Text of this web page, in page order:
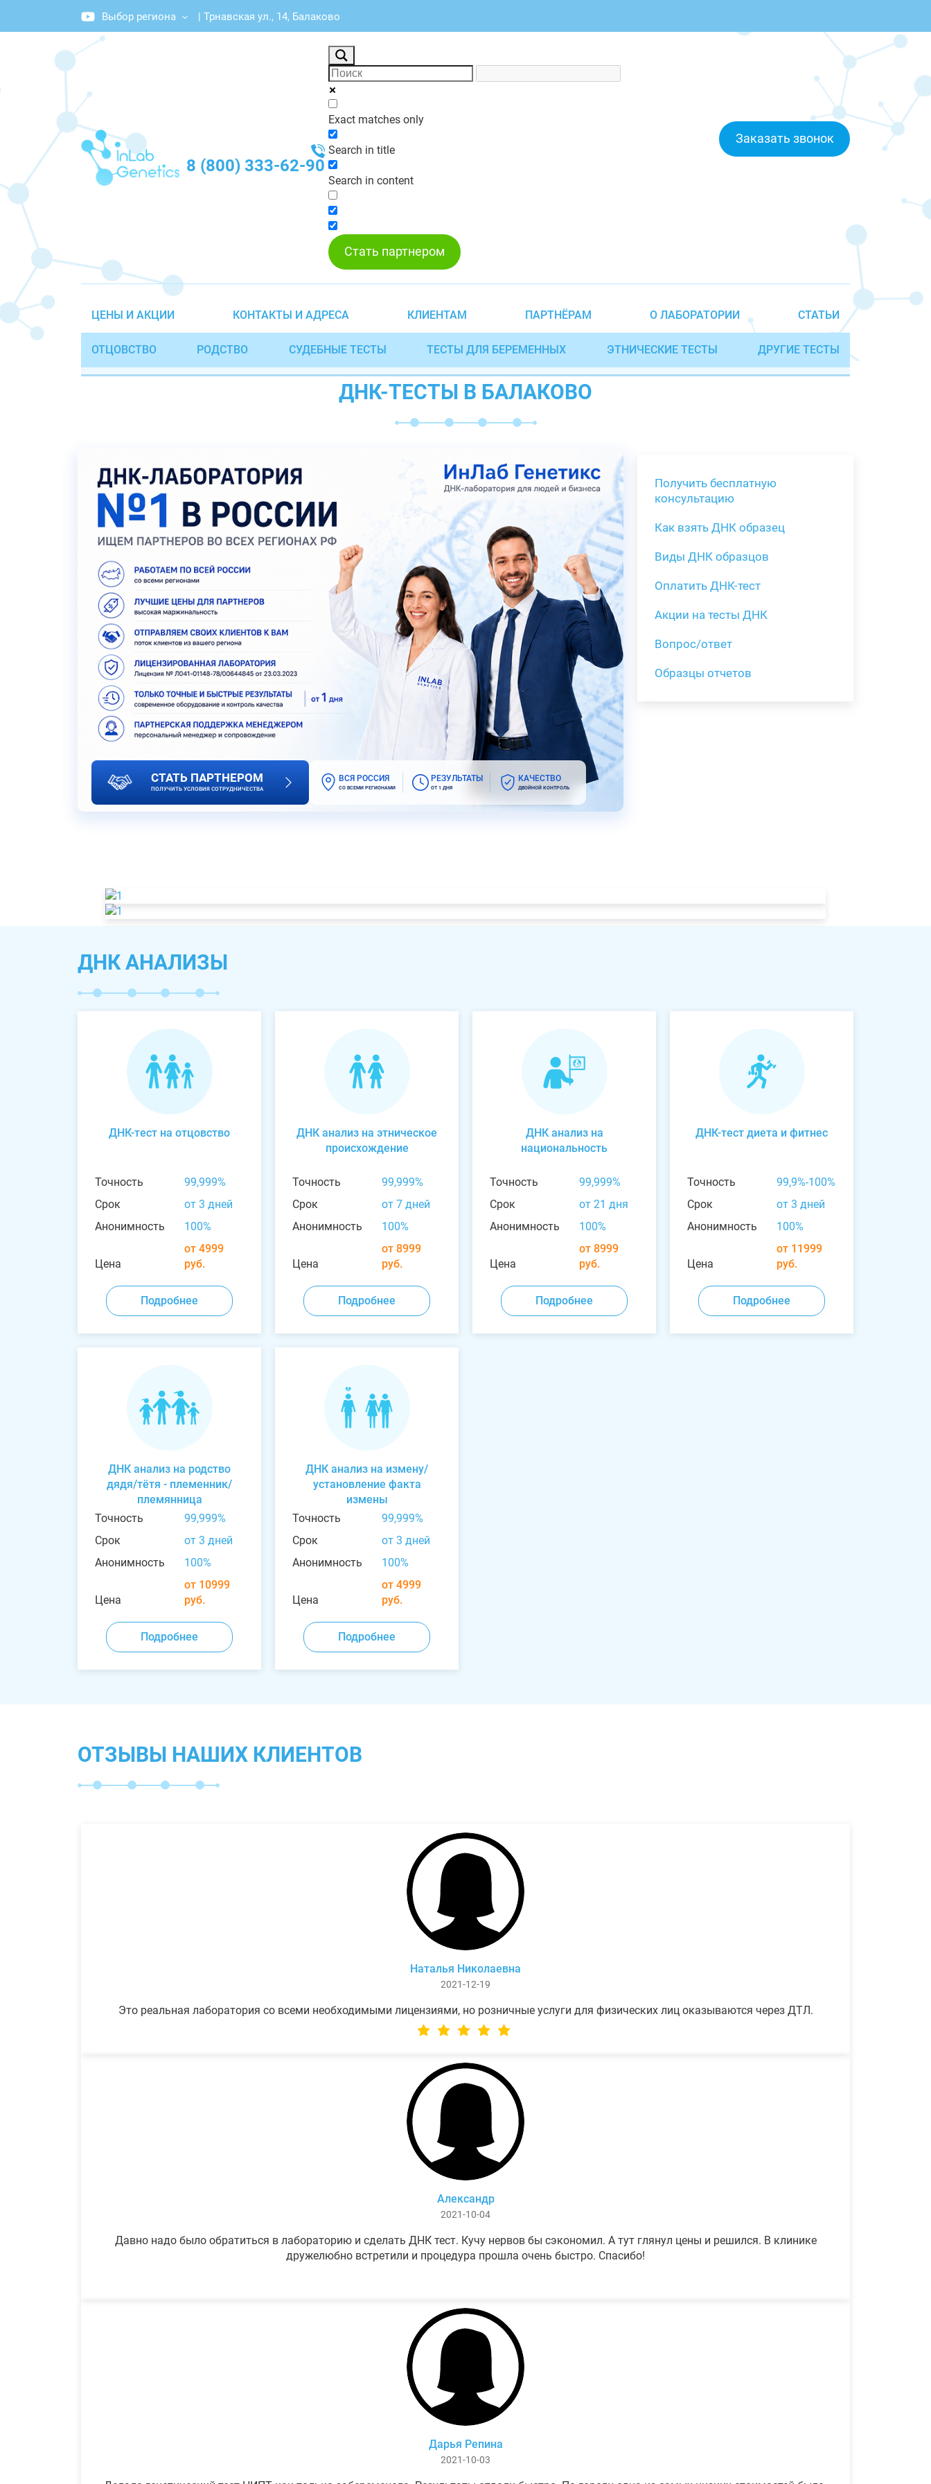
Выбор региона | Трнавская ул., 14, Балаково
8 (800) 333-62-90
Exact matches only
Search in title
Search in content
Заказать звонок
Стать партнером
ЦЕНЫ И АКЦИИ КОНТАКТЫ И АДРЕСА КЛИЕНТАМ ПАРТНЁРАМ О ЛАБОРАТОРИИ СТАТЬИ
ОТЦОВСТВО РОДСТВО СУДЕБНЫЕ ТЕСТЫ ТЕСТЫ ДЛЯ БЕРЕМЕННЫХ ЭТНИЧЕСКИЕ ТЕСТЫ ДРУГИЕ ТЕСТЫ
ДНК-ТЕСТЫ В БАЛАКОВО
СТАТЬ ПАРТНЕРОМ
ПОЛУЧИТЬ УСЛОВИЯ СОТРУДНИЧЕСТВА
ВСЯ РОССИЯ
СО ВСЕМИ РЕГИОНАМИ
РЕЗУЛЬТАТЫ
ОТ 1 ДНЯ
КАЧЕСТВО
ДВОЙНОЙ КОНТРОЛЬ
Получить бесплатную
консультацию
Как взять ДНК образец
Виды ДНК образцов
Оплатить ДНК-тест
Акции на тесты ДНК
Вопрос/ответ
Образцы отчетов
ДНК АНАЛИЗЫ
ДНК-тест на отцовство
Точность
99,999%
Срок
от 3 дней
Анонимность
100%
Цена
от 4999
руб.
Подробнее
ДНК анализ на этническое
происхождение
Точность
99,999%
Срок
от 7 дней
Анонимность
100%
Цена
от 8999
руб.
Подробнее
ДНК анализ на
национальность
Точность
99,999%
Срок
от 21 дня
Анонимность
100%
Цена
от 8999
руб.
Подробнее
ДНК-тест диета и фитнес
Точность
99,9%-100%
Срок
от 3 дней
Анонимность
100%
Цена
от 11999
руб.
Подробнее
ДНК анализ на родство
дядя/тётя - племенник/
племянница
Точность
99,999%
Срок
от 3 дней
Анонимность
100%
Цена
от 10999
руб.
Подробнее
ДНК анализ на измену/
установление факта
измены
Точность
99,999%
Срок
от 3 дней
Анонимность
100%
Цена
от 4999
руб.
Подробнее
ОТЗЫВЫ НАШИХ КЛИЕНТОВ
Наталья Николаевна
2021-12-19
Это реальная лаборатория со всеми необходимыми лицензиями, но розничные услуги для физических лиц оказываются через ДТЛ.
Александр
2021-10-04
Давно надо было обратиться в лабораторию и сделать ДНК тест. Кучу нервов бы сэкономил. А тут глянул цены и решился. В клинике
дружелюбно встретили и процедура прошла очень быстро. Спасибо!
Дарья Репина
2021-10-03